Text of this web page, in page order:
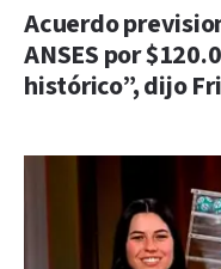
Acuerdo
ANSES por
histórico”, dijo